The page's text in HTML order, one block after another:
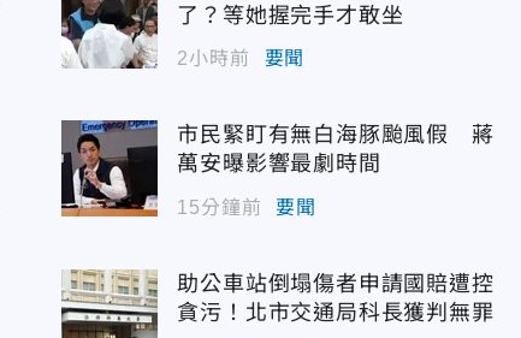
了？等她握完手才敢坐
2小時前 要聞
市民緊盯有無白海豚颱風假 蔣
萬安曝影響最劇時間
15分鐘前 要聞
助公車站倒塌傷者申請國賠遭控
貪污！北市交通局科長獲判無罪